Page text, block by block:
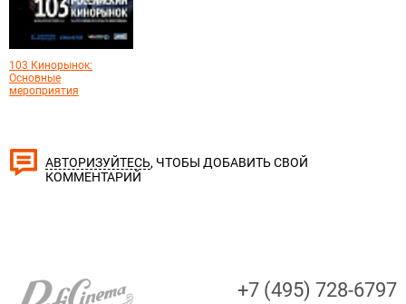
103 Кинорынок:
Основные
мероприятия
АВТОРИЗУЙТЕСЬ, ЧТОБЫ ДОБАВИТЬ СВОЙ
КОММЕНТАРИЙ
+7 (495) 728-6797